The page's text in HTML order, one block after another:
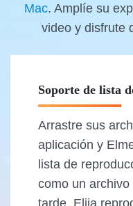
Mac. Amplíe su
video y disfrute
Soporte de lista
Arrastre sus
aplicación y
lista de
como un
tarde. Elija